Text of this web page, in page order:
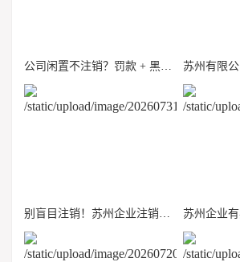
公司闲置不注销？罚款 + 黑名单 + 征信受损，一文教你正规注销